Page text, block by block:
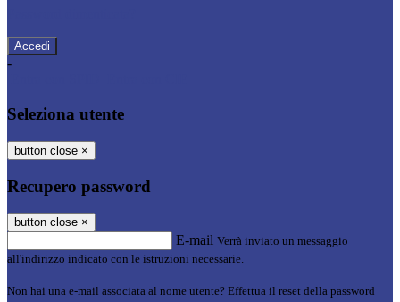
-
Seleziona utente
button close ×
Recupero password
button close ×
E-mail Verrà inviato un messaggio
all'indirizzo indicato con le istruzioni necessarie.
Non hai una e-mail associata al nome utente? Effettua il reset della password